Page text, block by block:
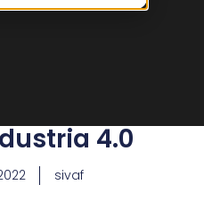
4.0
sivaf